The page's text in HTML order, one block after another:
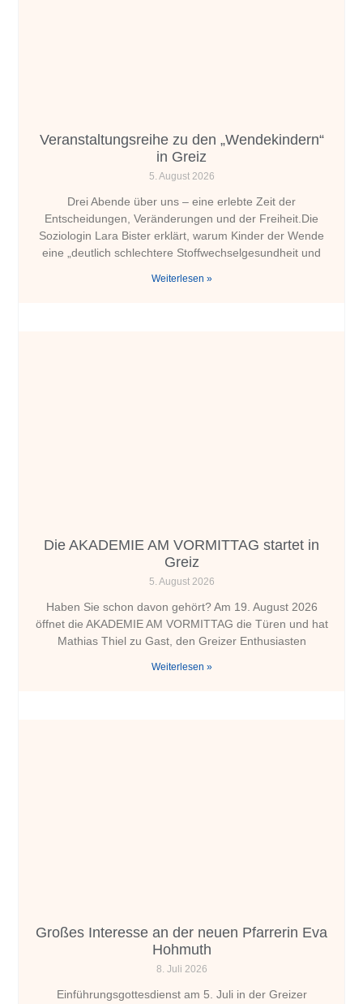
Veranstaltungsreihe zu den „Wendekindern“
in Greiz
5. August 2026
Drei Abende über uns – eine erlebte Zeit der
Entscheidungen, Veränderungen und der Freiheit.Die
Soziologin Lara Bister erklärt, warum Kinder der Wende
eine „deutlich schlechtere Stoffwechselgesundheit und
Weiterlesen »
Die AKADEMIE AM VORMITTAG startet in
Greiz
5. August 2026
Haben Sie schon davon gehört? Am 19. August 2026
öffnet die AKADEMIE AM VORMITTAG die Türen und hat
Mathias Thiel zu Gast, den Greizer Enthusiasten
Weiterlesen »
Großes Interesse an der neuen Pfarrerin Eva
Hohmuth
8. Juli 2026
Einführungsgottesdienst am 5. Juli in der Greizer